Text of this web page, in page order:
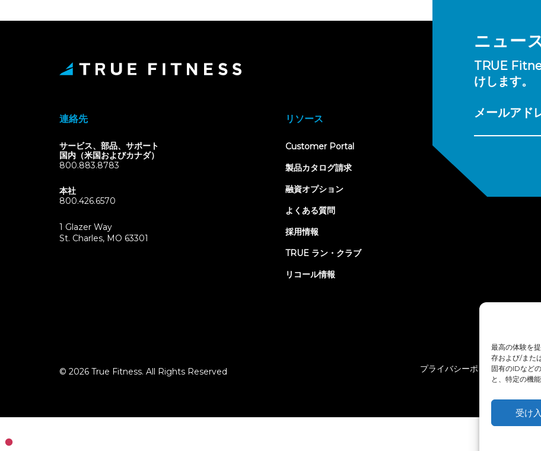
最高の体験を
存および/また
固有のIDなど
と、特定の機
受け
ニュー
TRUE
けします。
メールアド
連絡先
サービス、部品、サポート
国内（米国およびカナダ）
800.883.8783
本社
800.426.6570
1 Glazer Way
St. Charles, MO 63301
リソース
Customer Portal(opens
製品カタログ請求
融資オプション
よくある質問
採用情報
TRUE ラン・クラブ
リコール情報
© 2026 True Fitness. All Rights Reserved プライバシーポリシー